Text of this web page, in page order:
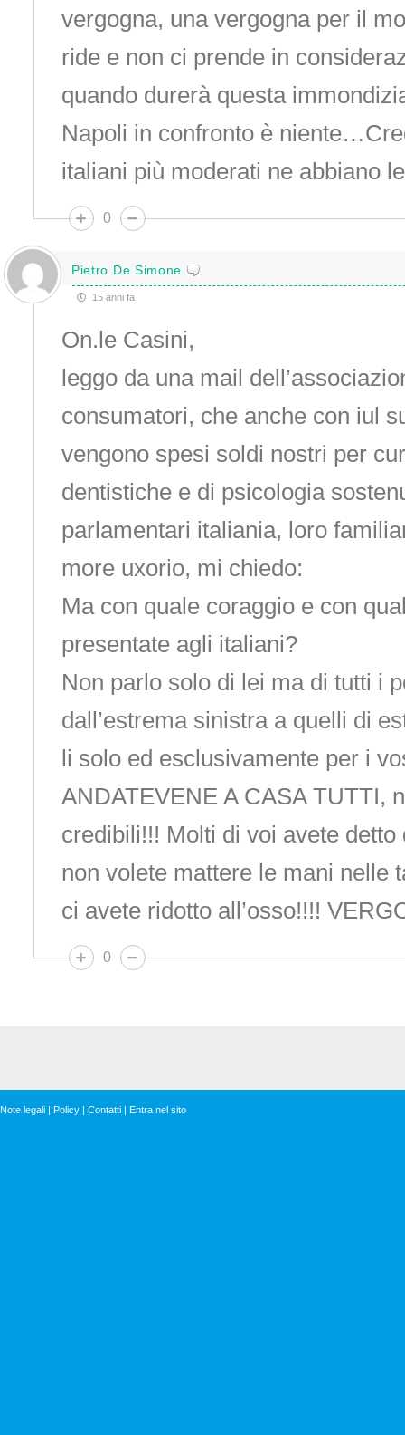
vergogna, una vergogna per il
ride e non ci prende in
quando durerà questa
Napoli in confronto è
italiani più moderati ne abbiano
0
Pietro De Simone
15 anni fa
On.le Casini,
leggo da una mail
consumatori, che anche con iul
vengono spesi soldi nostri per
dentistiche e di psicologia
parlamentari italiania, loro
more uxorio, mi chiedo:
Ma con quale coraggio e con
presentate agli italiani?
Non parlo solo di lei ma di tutti i
dall’estrema sinistra a quelli di
li solo ed esclusivamente per i
ANDATEVENE A CASA TUTTI,
credibili!!! Molti di voi avete detto
non volete mattere le mani nelle
ci avete ridotto all’osso!!!!
0
Note legali | Policy | Contatti | Entra nel sito